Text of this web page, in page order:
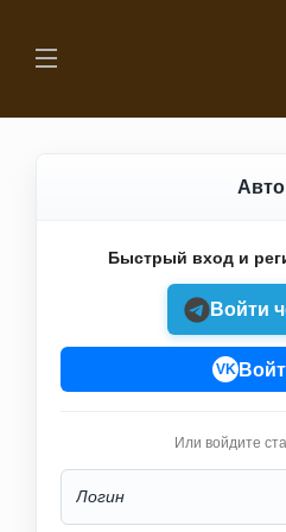
Быстрый вход и
Войти
VK
Или войдите